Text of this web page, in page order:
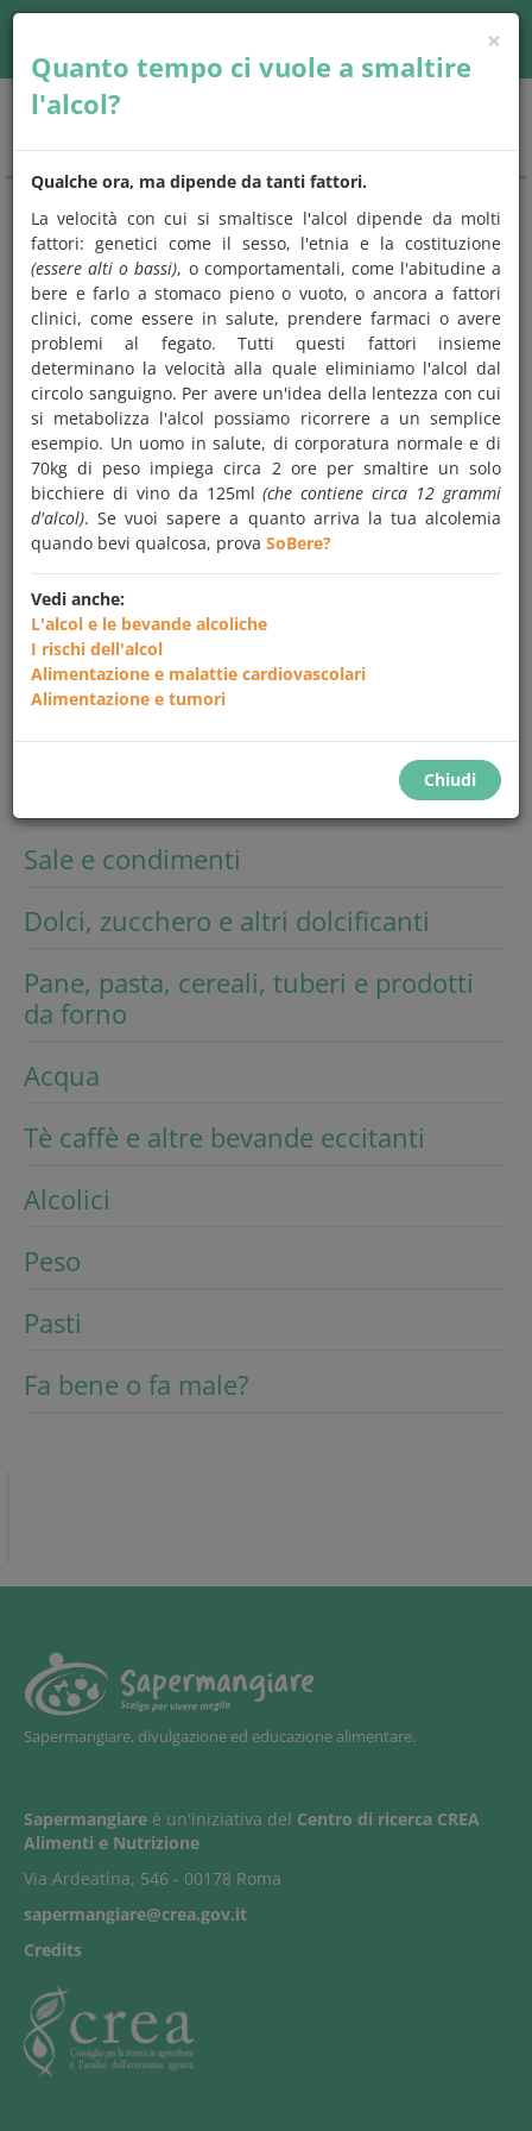
CHIEDOEMANGIO
Una risposta atutto quello che
avrestisempre voluto chiederesugli
alimenti e l'alimentazione.
Scegli un argomento che preferisci,controlla se tra le
domande c'è quella che ti interessae leggi subito la
risposta, oppure prova a digitare una parolachiave sul
motore di ricerca. Ma se vuoi, puoi anche leggerle tutte.
Frutta e ortaggi
Latte e derivati
Sale e condimenti
Dolci, zucchero e altri dolcificanti
Pane, pasta, cereali, tuberi e prodotti
da forno
Acqua
Tè caffè e altre bevande eccitanti
Alcolici
Peso
Pasti
Fa bene o fa male?
×
Quanto tempo ci vuole a smaltire
l'alcol?
Qualche ora, ma dipende da tanti fattori.
La velocità con cui si smaltisce l'alcol dipende da molti
fattori: genetici come il sesso, l'etnia e la costituzione
(essere alti o bassi), o comportamentali, come l'abitudine a
bere e farlo a stomaco pieno o vuoto, o ancora a fattori
clinici, come essere in salute, prendere farmaci o avere
problemi al fegato. Tutti questi fattori insieme
determinano la velocità alla quale eliminiamo l'alcol dal
circolo sanguigno. Per avere un'idea della lentezza con cui
si metabolizza l'alcol possiamo ricorrere a un semplice
esempio. Un uomo in salute, di corporatura normale e di
70kg di peso impiega circa 2 ore per smaltire un solo
bicchiere di vino da 125ml(che contiene circa 12 grammi
d'alcol). Se vuoi sapere a quanto arriva la tua alcolemia
quando bevi qualcosa, prova SoBere?
Vedi anche:
L'alcol e le bevande alcoliche
I rischi dell'alcol
Alimentazione e malattie cardiovascolari
Alimentazione e tumori
Chiudi
Sapermangiare, divulgazione ed educazione alimentare.
Sapermangiare è un'iniziativa del Centro di ricerca CREA
Alimenti e Nutrizione
Via Ardeatina, 546 - 00178 Roma
sapermangiare@crea.gov.it
Credits